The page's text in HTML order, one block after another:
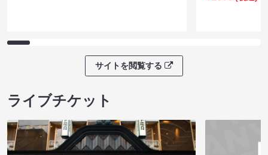
サイトを閲覧する
ライブチケット